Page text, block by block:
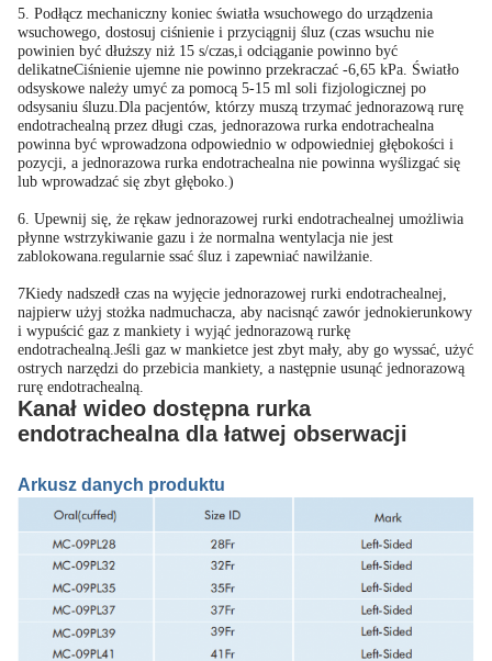
5. Podłącz mechaniczny koniec światła wsuchowego do urządzenia
wsuchowego, dostosuj ciśnienie i przyciągnij śluz (czas wsuchu nie
powinien być dłuższy niż 15 s/czas,i odciąganie powinno być
delikatneCiśnienie ujemne nie powinno przekraczać -6,65 kPa. Światło
odsyskowe należy umyć za pomocą 5-15 ml soli fizjologicznej po
odsysaniu śluzu.Dla pacjentów, którzy muszą trzymać jednorazową rurę
endotrachealną przez długi czas, jednorazowa rurka endotrachealna
powinna być wprowadzona odpowiednio w odpowiedniej głębokości i
pozycji, a jednorazowa rurka endotrachealna nie powinna wyślizgać się
lub wprowadzać się zbyt głęboko.)
6. Upewnij się, że rękaw jednorazowej rurki endotrachealnej umożliwia
płynne wstrzykiwanie gazu i że normalna wentylacja nie jest
zablokowana.regularnie ssać śluz i zapewniać nawilżanie.
7Kiedy nadszedł czas na wyjęcie jednorazowej rurki endotrachealnej,
najpierw użyj stożka nadmuchacza, aby nacisnąć zawór jednokierunkowy
i wypuścić gaz z mankiety i wyjąć jednorazową rurkę
endotrachealną.Jeśli gaz w mankietce jest zbyt mały, aby go wyssać, użyć
ostrych narzędzi do przebicia mankiety, a następnie usunąć jednorazową
rurę endotrachealną.
Kanał wideo dostępna rurka
endotrachealna dla łatwej obserwacji
Arkusz danych produktu